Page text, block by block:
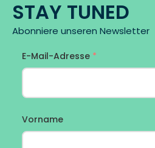
STAY TUNED
Abonniere unseren Newsletter